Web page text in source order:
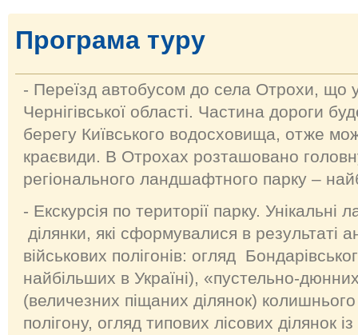
Програма туру
- Переїзд автобусом до села Отрохи, що
Чернігівської області. Частина дороги
берегу Київського водосховища, отже
краєвиди. В Отрохах розташовано
регіонального ландшафтного парку –
- Екскурсія по території парку.
ділянки, які сформувалися в результаті
військових полігонів: огляд
найбільших в Україні), «пустельно-
(величезних піщаних ділянок) колишнього
полігону, огляд типових лісових ділянок